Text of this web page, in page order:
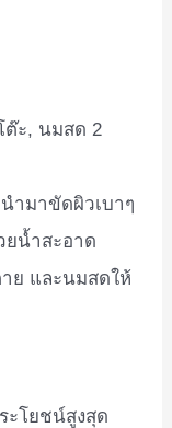
ต๊ะ, นมสด 2
ำมาขัดผิวเบาๆ
ยน้ำสะอาด
ย และนมสดให้
ะโยชน์สูงสุด